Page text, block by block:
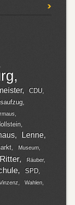
CDU
Lenne
Museum
Ritter Räuber
SPD
Wahlen